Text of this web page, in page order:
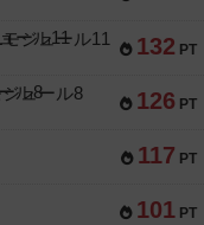
132 PT
ジュール11
126 PT
ュール8
117 PT
101 PT